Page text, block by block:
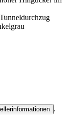
.